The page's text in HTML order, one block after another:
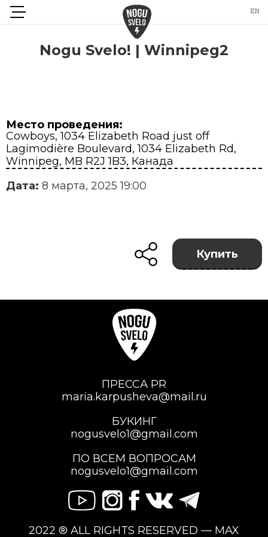
Nogu Svelo! | Winnipeg2
Место проведения:
Cowboys, 1034 Elizabeth Road just off
Lagimodière Boulevard, 1034 Elizabeth Rd,
Winnipeg, MB R2J 1B3, Канада
Дата: 8 марта, 2025 19:00
Купить
ПРЕССА PR
maria.karpusheva@mail.ru
БУКИНГ
nogusvelo1@gmail.com
ПО ВСЕМ ВОПРОСАМ
nogusvelo1@gmail.com
2022 ® ALL RIGHTS RESERVED — MAX